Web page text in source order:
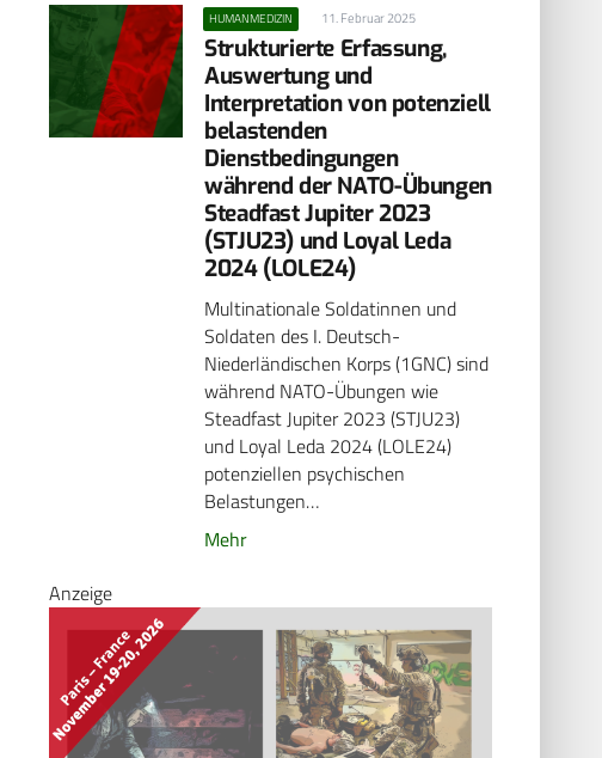
HUMANMEDIZIN 11. Februar 2025
Strukturierte Erfassung,
Auswertung und
Interpretation von potenziell
belastenden
Dienstbedingungen
während der NATO-Übungen
­Steadfast Jupiter 2023
(STJU23) und Loyal Leda
2024 (LOLE24)
Multinationale Soldatinnen und
Soldaten des I. Deutsch-
Niederländischen Korps (1GNC) sind
während NATO-Übungen wie
Steadfast Jupiter 2023 (STJU23)
und Loyal Leda 2024 (LOLE24)
potenziellen psychischen
Belastungen…
Mehr
Anzeige